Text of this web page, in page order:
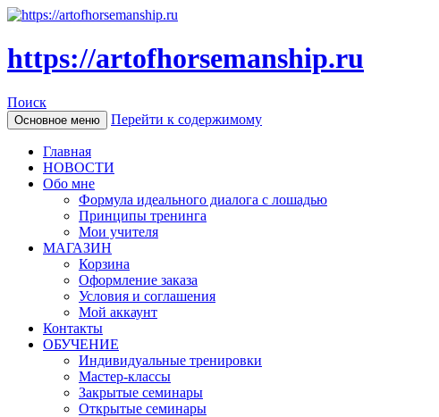
https://artofhorsemanship.ru
Поиск
Основное меню Перейти к содержимому
Главная
НОВОСТИ
Обо мне
Формула идеального диалога с лошадью
Принципы тренинга
Мои учителя
МАГАЗИН
Корзина
Оформление заказа
Условия и соглашения
Мой аккаунт
Контакты
ОБУЧЕНИЕ
Индивидуальные тренировки
Мастер-классы
Закрытые семинары
Открытые семинары